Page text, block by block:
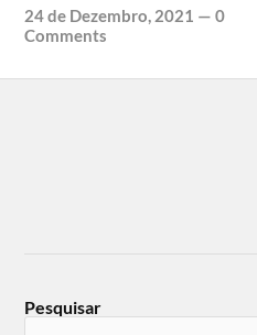
24 de Dezembro, 2021 —0
Comments
Pesquisar